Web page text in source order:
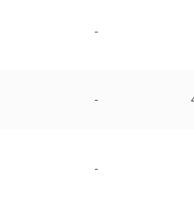
-
-
-